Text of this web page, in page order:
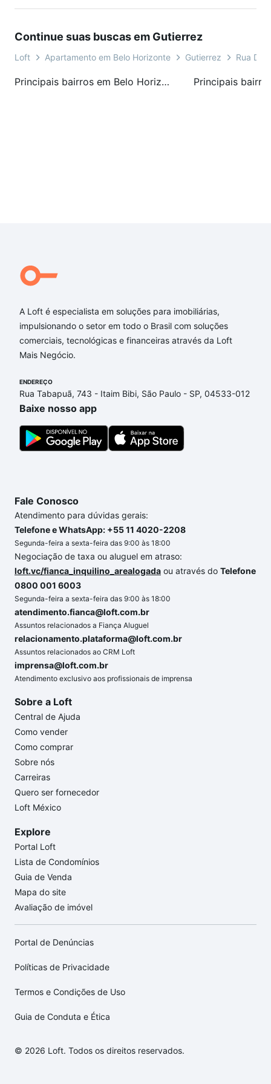
Continue suas buscas em Gutierrez
Loft Apartamento em Belo Horizonte Gutierrez Rua
Principais bairros em Belo Horizonte, MG
A Loft é especialista em soluções para imobiliárias,
impulsionando o setor em todo o Brasil com soluções
comerciais, tecnológicas e financeiras através da Loft
Mais Negócio.
ENDEREÇO
Rua Tabapuã, 743 - Itaim Bibi, São Paulo - SP, 04533-012
Baixe nosso app
Fale Conosco
Atendimento para dúvidas gerais:
Telefone e WhatsApp: +55 11 4020-2208
Segunda-feira a sexta-feira das 9:00 às 18:00
Negociação de taxa ou aluguel em atraso:
loft.vc/fianca_inquilino_arealogada ou através do Telefone
0800 001 6003
Segunda-feira a sexta-feira das 9:00 às 18:00
atendimento.fianca@loft.com.br
Assuntos relacionados a Fiança Aluguel
relacionamento.plataforma@loft.com.br
Assuntos relacionados ao CRM Loft
imprensa@loft.com.br
Atendimento exclusivo aos profissionais de imprensa
Sobre a Loft
Central de Ajuda
Como vender
Como comprar
Sobre nós
Carreiras
Quero ser fornecedor
Loft México
Explore
Portal Loft
Lista de Condomínios
Guia de Venda
Mapa do site
Avaliação de imóvel
Portal de Denúncias
Políticas de Privacidade
Termos e Condições de Uso
Guia de Conduta e Ética
© 2026 Loft. Todos os direitos reservados.